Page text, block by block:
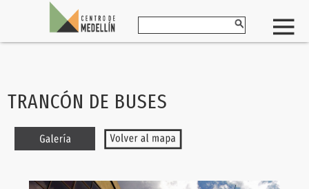
TRANCÓN DE BUSES